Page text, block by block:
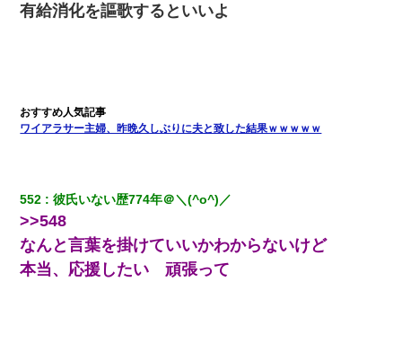
同じマンションに住んでる女性が鍵をわかりやすいところに隠し
ている事に気づいた俺「忍びこんでみよう！」→ 結果
隣の部屋の住民の母親、オートロックを突破してマンションに入
有給消化を謳歌するといいよ
ワイアラサー主婦、昨晩久しぶりに夫と致した結果ｗｗｗｗｗ
552 彼氏いない歴774年＠＼(^o^)／
>>548
なんと言葉を掛けていいかわからないけど
本当、応援したい 頑張って